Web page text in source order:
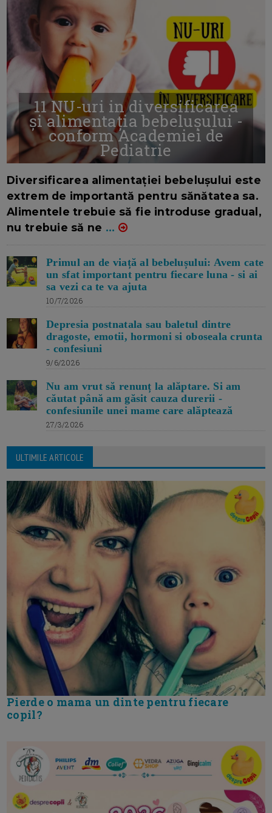
11 NU-uri in diversificarea
și alimentația bebelușului -
conform Academiei de
Pediatrie
Diversificarea alimentației bebelușului este
extrem de importantă pentru sănătatea sa.
Alimentele trebuie să fie introduse gradual,
nu trebuie să ne ...
Primul an de viață al bebelușului: Avem cate
un sfat important pentru fiecare luna - si ai
sa vezi ca te va ajuta
10/7/2026
Depresia postnatala sau baletul dintre
dragoste, emotii, hormoni si oboseala crunta
- confesiuni
9/6/2026
Nu am vrut să renunț la alăptare. Si am
căutat până am găsit cauza durerii -
confesiunile unei mame care alăptează
27/3/2026
ULTIMILE ARTICOLE
Pierde o mama un dinte pentru fiecare
copil?